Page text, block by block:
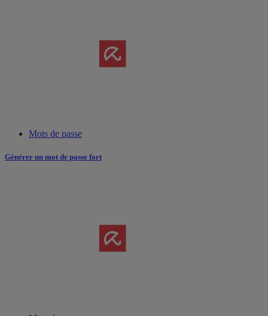
Mots de passe
Générer un mot de passe fort